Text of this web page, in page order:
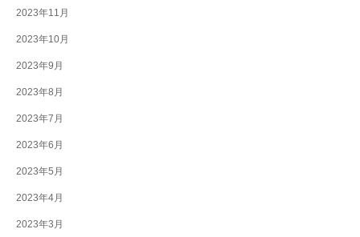
2023年11月
2023年10月
2023年9月
2023年8月
2023年7月
2023年6月
2023年5月
2023年4月
2023年3月